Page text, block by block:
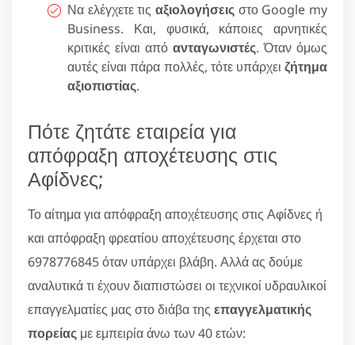
Να ελέγχετε τις αξιολογήσεις στο Google my
Business. Και, φυσικά, κάποιες αρνητικές
κριτικές είναι από ανταγωνιστές. Όταν όμως
αυτές είναι πάρα πολλές, τότε υπάρχει ζήτημα
αξιοπιστίας.
Πότε ζητάτε εταιρεία για
απόφραξη αποχέτευσης στις
Αφίδνες;
Το αίτημα για απόφραξη αποχέτευσης στις Αφίδνες ή
και απόφραξη φρεατίου αποχέτευσης έρχεται στο
6978776845 όταν υπάρχει βλάβη. Αλλά ας δούμε
αναλυτικά τι έχουν διαπιστώσει οι τεχνικοί υδραυλικοί
επαγγελματίες μας στο διάβα της επαγγελματικής
πορείας με εμπειρία άνω των 40 ετών: